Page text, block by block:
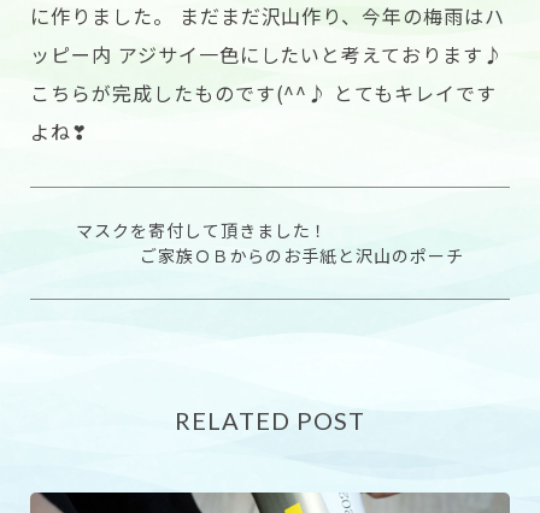
に作りました。 まだまだ沢山作り、今年の梅雨はハ
ッピー内 アジサイ一色にしたいと考えております♪
こちらが完成したものです(^^♪ とてもキレイです
よね❣
マスクを寄付して頂きました！
ご家族ＯＢからのお手紙と沢山のポーチ
RELATED POST